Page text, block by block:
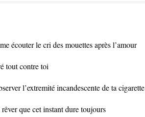
écouter le cri des mouettes après l’amour
tout contre toi
l’extremité incandescente de ta cigarette
rêver que cet instant dure toujours